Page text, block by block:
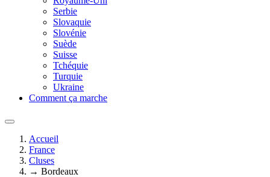
Serbie
Slovaquie
Slovénie
Suède
Suisse
Tchéquie
Turquie
Ukraine
Comment ça marche
Accueil
France
Cluses
→ Bordeaux